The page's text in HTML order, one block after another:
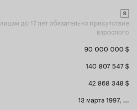
R
лицам до 17 лет обязательно присутствие
взрослого
90 000 000 $
140 807 547 $
42 868 348 $
13 марта 1997,